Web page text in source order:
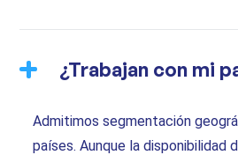
¿Trabajan con mi
Admitimos segmentación
países. Aunque la disponibilidad